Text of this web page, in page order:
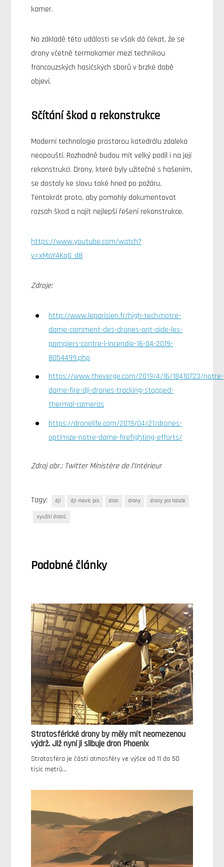
kamer.
Na základě této události se však dá čekat, že se
drony včetně termokamer mezi technikou
francouzských hasičských sborů v brzké době
objeví.
Sčítání škod a rekonstrukce
Moderní technologie prastarou katedrálu zdaleka
neopouští. Rozhodně budou mít velký podíl i na její
rekonstrukci. Drony, které byly užitečné s hašením,
se dostaly ke slovu také hned po požáru.
Tentokrát proto, aby pomohly dokumentovat
rozsah škod a najít nejlepší řešení rekonstrukce.
https://www.youtube.com/watch?
v=xMaY4KqG_d8
Zdroje:
http://www.leparisien.fr/high-tech/notre-
dame-comment-des-drones-ont-aide-les-
pompiers-contre-l-incendie-16-04-2019-
8054499.php
https://www.theverge.com/2019/4/16/18410723/notre-
dame-fire-dji-drones-tracking-stopped-
thermal-cameras
https://dronelife.com/2019/04/21/drones-
optimize-notre-dame-firefighting-efforts/
Zdroj obr.: Twitter Ministère de l’Intérieur
Tagy: dji dji mavic pro dron drony drony pro hasiče
využití dronů
Podobné články
Stratosférické drony by měly mít neomezenou
výdrž. Již nyní ji slibuje dron Phoenix
Stratosféra je částí atmosféry ve výšce od 11 do 50
tisíc metrů…